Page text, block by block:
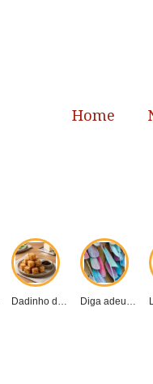
Home
Dadinho de tapioca... Diga adeus aos...